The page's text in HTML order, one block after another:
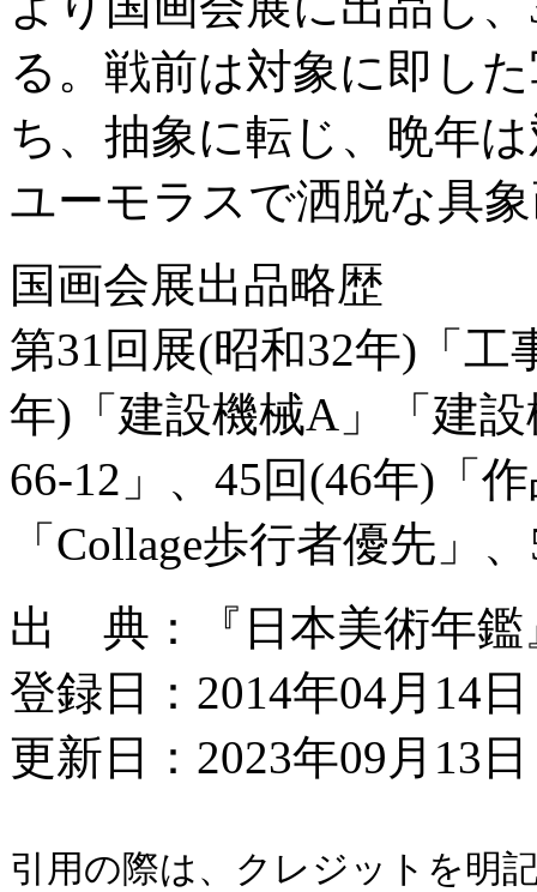
る。戦前は対象に即し
ち、抽象に転じ、晩年
ユーモラスで洒脱な具
国画会展出品略歴
第31回展(昭和32年)「工
年)「建設機械A」「建
66-12」、45回(46年)「
「Collage歩行者優先」
出 典：『日本美術年鑑
登録日：2014年04月14日
更新日：2023年09月13
引用の際は、クレジットを明